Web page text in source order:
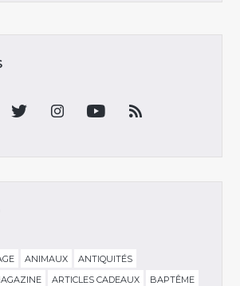
ANIMAUX
ANTIQUITÉS
ARTICLES CADEAUX
BAPTÊME